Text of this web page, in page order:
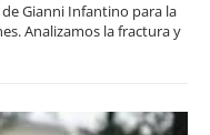
de Gianni Infantino para la
Analizamos la fractura y